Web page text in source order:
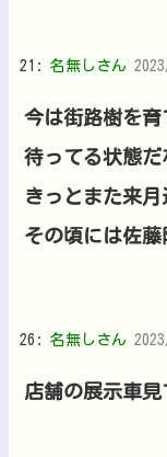
21: 名無しさん
今は街路樹を
待ってる状態だ
きっとまた来月
その頃には佐
26: 名無しさん
店舗の展示車見